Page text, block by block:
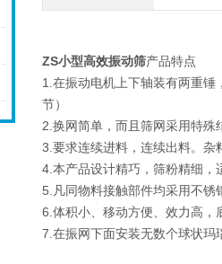
ZS小型高效振动筛产品特点
1.在振动电机上下轴装有两重
节）
2.换网简单，而且筛网采用特殊
3.要求连续进料，连续出料。杂
4.本产品设计精巧，筛粉精细，
5.凡同物料接触部件均采用不锈
6.体积小、移动方便、效力高，
7.在振网下面安装无数个球状玛